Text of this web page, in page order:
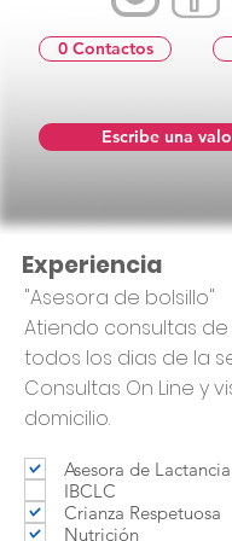
Escribe una
0 Contactos
"Asesora de bolsillo"
Atiendo consultas
todos los dias de la
Consultas On Line y
domicilio.
Asesora de Lactancia
IBCLC
Crianza Respetuosa
Nutrición
Experiencia